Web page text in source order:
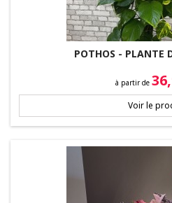
POTHOS - PLANTE
Prix
à partir de
Voir le